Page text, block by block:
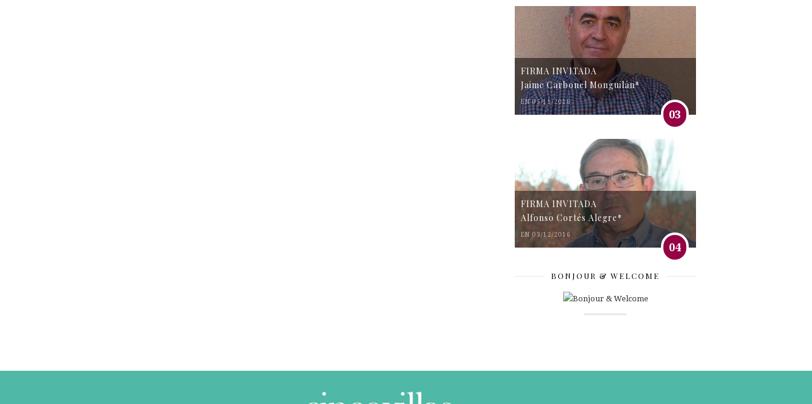
FIRMA INVITADA
Jaime Carbonel Monguilán*
EN 05/11/2016
03
FIRMA INVITADA
Alfonso Cortés Alegre*
EN 03/12/2016
04
BONJOUR & WELCOME